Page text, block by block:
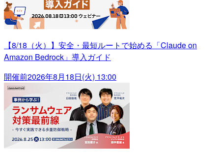
【8/18（火）】安全・最短ルートで始める「Claude on
Amazon Bedrock」導入ガイド
開催前2026年8月18日(火) 13:00